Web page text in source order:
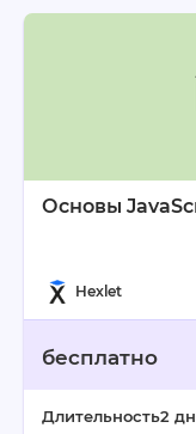
Основы
Hexlet
бесплатно
Длительность2